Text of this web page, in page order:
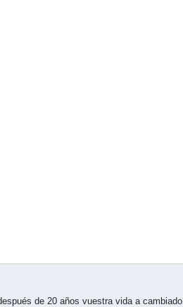
de 20 años vuestra vida a